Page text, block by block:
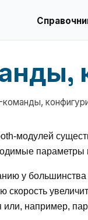
команды,
модулей
параметры
у
скорость
или, например,